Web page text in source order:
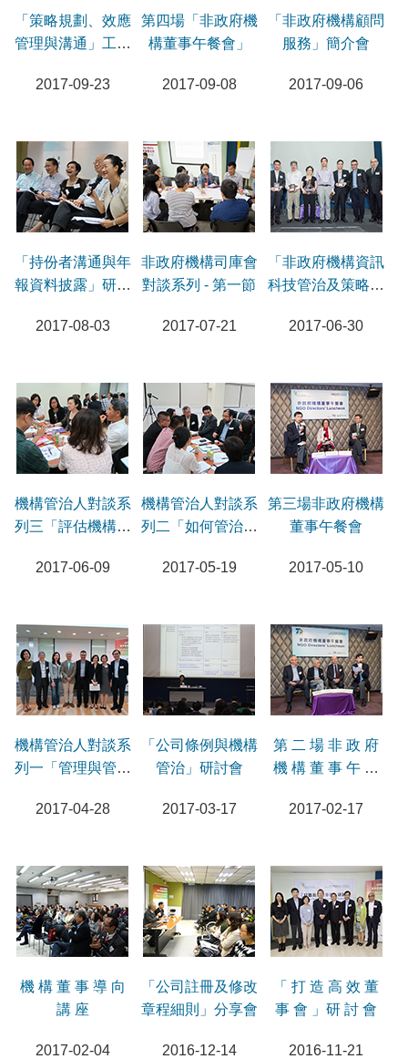
「策略規劃、效應
管理與溝通」工作
2017-09-23
第四場「非政府機
構董事午餐會」
2017-09-08
「非政府機構顧問
服務」簡介會
2017-09-06
「持份者溝通與年
報資料披露」研討
2017-08-03
非政府機構司庫會
對談系列 - 第一節
2017-07-21
「非政府機構資訊
科技管治及策略之
機遇」研討會
2017-06-30
機構管治人對談系
列三「評估機構的
2017-06-09
機構管治人對談系
列二「如何管治風
2017-05-19
第三場非政府機構
董事午餐會
2017-05-10
機構管治人對談系
列一「管理與管治
共進」
2017-04-28
「公司條例與機構
管治」研討會
2017-03-17
第 二 場 非 政 府
機 構 董 事 午 餐
2017-02-17
機 構 董 事 導 向
講 座
2017-02-04
「公司註冊及修改
章程細則」分享會
2016-12-14
「 打 造 高 效 董
事 會 」研 討 會
2016-11-21